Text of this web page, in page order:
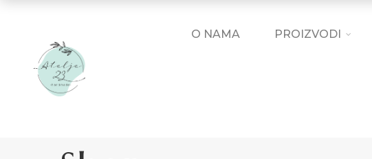
O NAMA PROIZVODI